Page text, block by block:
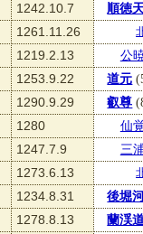
1242.10.7
順徳
1261.11.26
1219.2.13
公
1253.9.22 道元
1290.9.29 叡尊
1280
仙
1247.7.9
三
1273.6.13
1234.8.31
後堀
1278.8.13
蘭渓